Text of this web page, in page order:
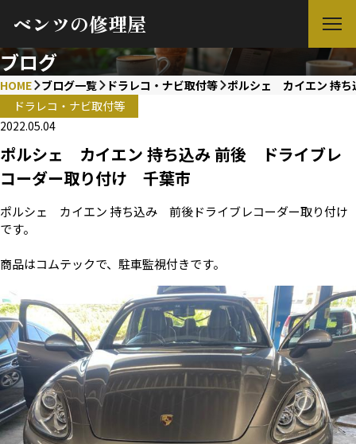
ベンツの修理屋
ブログ
HOME ブログ一覧 ドラレコ・ナビ取付等 ポルシェ カイエン 持
ドラレコ・ナビ取付等
2022.05.04
ポルシェ カイエン 持ち込み 前後 ドライブレ
コーダー取り付け 千葉市
ポルシェ カイエン 持ち込み 前後ドライブレコーダー取り付け
です。
商品はコムテックで、駐車監視付きです。